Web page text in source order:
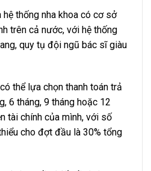
hệ thống nha khoa có cơ sở
trên cả nước, với hệ thống
quy tụ đội ngũ bác sĩ giàu
thể lựa chọn thanh toán trả
6 tháng, 9 tháng hoặc 12
tài chính của mình, với số
cho đợt đầu là 30% tổng